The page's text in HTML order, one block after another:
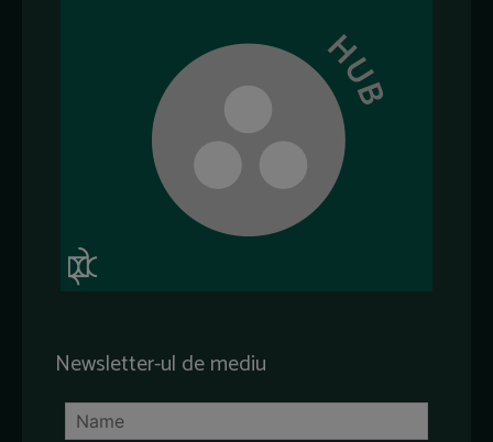
Newsletter-ul de mediu